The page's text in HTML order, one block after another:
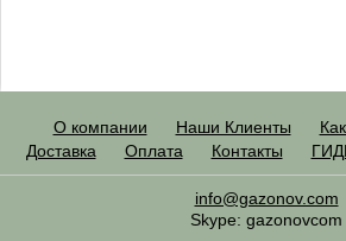
О компании Наши Клиенты
Доставка
Оплата Контакты
info@gazonov.com
Skype: gazonovcom